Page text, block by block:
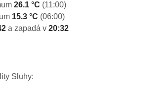
26.1 °C (11:00)
15.3 °C (06:00)
a zapadá v 20:32
Sluhy: